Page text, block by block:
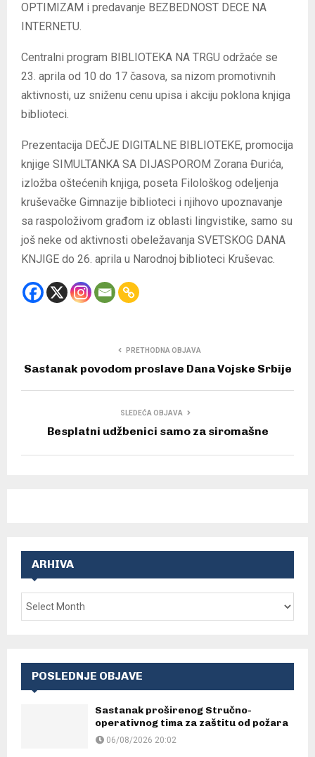
OPTIMIZAM i predavanje BEZBEDNOST DECE NA
INTERNETU.
Centralni program BIBLIOTEKA NA TRGU održaće se
23. aprila od 10 do 17 časova, sa nizom promotivnih
aktivnosti, uz sniženu cenu upisa i akciju poklona knjiga
biblioteci.
Prezentacija DEČJE DIGITALNE BIBLIOTEKE, promocija
knjige SIMULTANKA SA DIJASPOROM Zorana Đurića,
izložba oštećenih knjiga, poseta Filološkog odeljenja
kruševačke Gimnazije biblioteci i njihovo upoznavanje
sa raspoloživom građom iz oblasti lingvistike, samo su
još neke od aktivnosti obeležavanja SVETSKOG DANA
KNJIGE do 26. aprila u Narodnoj biblioteci Kruševac.
PRETHODNA OBJAVA
Sastanak povodom proslave Dana Vojske Srbije
SLEDEĆA OBJAVA
Besplatni udžbenici samo za siromašne
ARHIVA
POSLEDNJE OBJAVE
Sastanak proširenog Stručno-
operativnog tima za zaštitu od požara
06/08/2026 20:02